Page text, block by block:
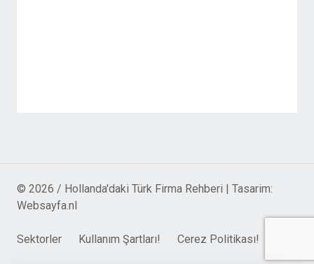
© 2026 / Hollanda'daki Türk Firma Rehberi | Tasarim:
Websayfa.nl
Sektorler Kullanım Şartları! Cerez Politikası!